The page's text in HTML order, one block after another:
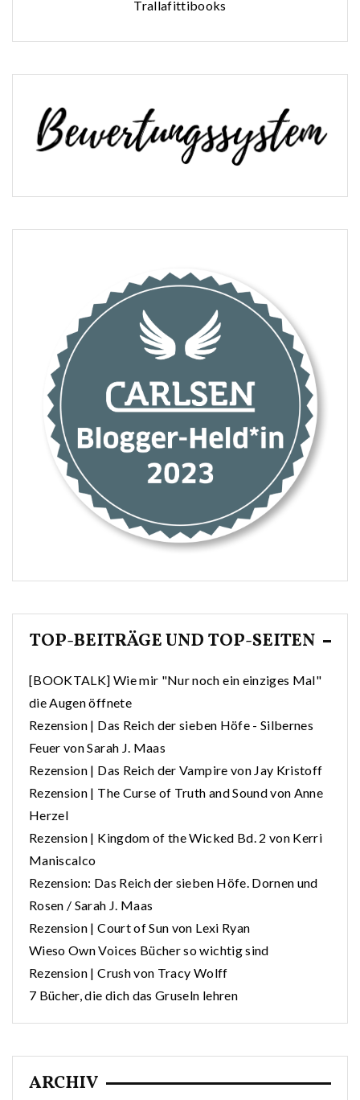
Trallafittibooks
TOP-BEITRÄGE UND TOP-SEITEN
[BOOKTALK] Wie mir "Nur noch ein einziges Mal"
die Augen öffnete
Rezension | Das Reich der sieben Höfe - Silbernes
Feuer von Sarah J. Maas
Rezension | Das Reich der Vampire von Jay Kristoff
Rezension | The Curse of Truth and Sound von Anne
Herzel
Rezension | Kingdom of the Wicked Bd. 2 von Kerri
Maniscalco
Rezension: Das Reich der sieben Höfe. Dornen und
Rosen / Sarah J. Maas
Rezension | Court of Sun von Lexi Ryan
Wieso Own Voices Bücher so wichtig sind
Rezension | Crush von Tracy Wolff
7 Bücher, die dich das Gruseln lehren
ARCHIV